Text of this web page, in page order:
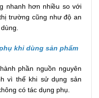
nhanh hơn nhiều so với
trường cũng như độ an
khi dùng sản phẩm
phần nguồn nguyên
vì thế khi sử dụng sản
có tác dụng phụ.